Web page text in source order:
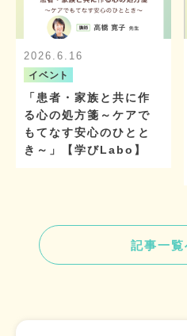
2026.6.16
イベント
「患者・家族と共に作
る心の処方箋～ケアで
もてなす安心のひとと
き～」【学びLabo】
記事一覧